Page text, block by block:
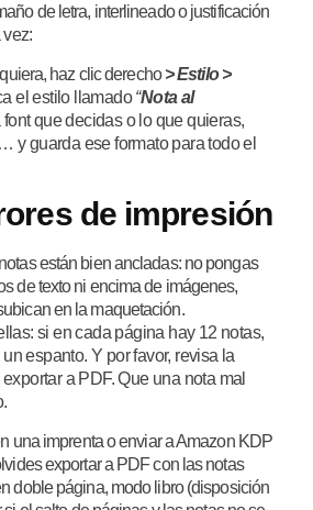
de letra, interlineado o justificación
vez:
haz clic derecho> Estilo >
el estilo llamado“Nota al
que decidas o lo que quieras,
y guarda ese formato para todo el
de impresión
están bien ancladas: no pongas
de texto ni encima de imágenes,
en la maquetación.
si en cada página hay 12 notas,
espanto. Y por favor, revisa la
a PDF. Que una nota mal
una imprenta o enviar a Amazon KDP
exportar a PDF con las notas
doble página, modo libro (disposición